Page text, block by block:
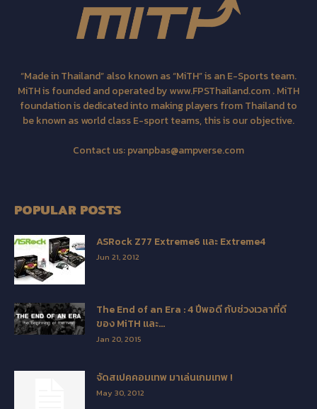
“Made in Thailand” also known as “MiTH” is an E-Sports team.
MiTH is founded and operated by www.FPSThailand.com . MiTH
foundation is dedicated into making players from Thailand to
be known as world class E-sport teams, this is our objective.
Contact us:pvanpbas@ampverse.com
POPULAR POSTS
ASRock Z77 Extreme6 และ Extreme4
Jun 21, 2012
The End of an Era : 4 ปีพอดี กับช่วงเวลาที่ดี
ของ MiTH และ...
Jan 20, 2015
จัดสเปคคอมเทพ มาเล่นเกมเทพ !
May 30, 2012